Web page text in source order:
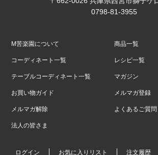
0798-81-3955
M苦楽園について 商品一覧
コーディネート一覧 レシピ一覧
テーブルコーディネート一覧 マガジン
お買い物ガイド メルマガ登録
メルマガ解除 よくあるご質問
法人の皆さま
ログイン お気に入りリスト 注文履歴